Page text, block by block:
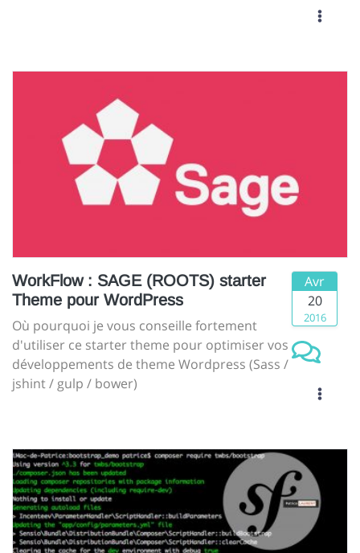
WorkFlow : SAGE (ROOTS) starter
Theme pour WordPress
Où pourquoi je vous conseille fortement
d'utiliser ce starter theme pour optimiser vos
développements de theme Wordpress (Sass /
jshint / gulp / bower)
Avr
20
2016